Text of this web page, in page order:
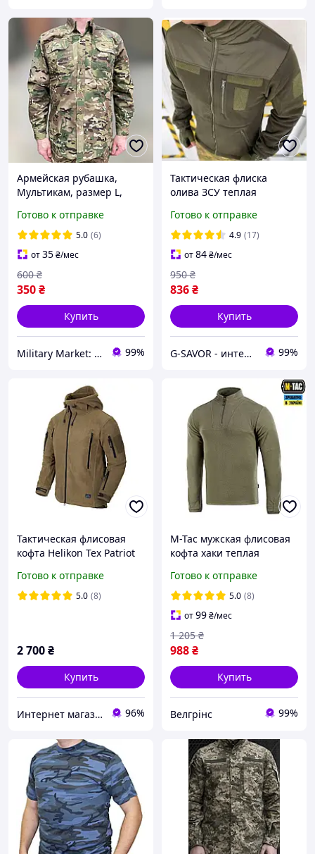
Армейская рубашка,
Мультикам, размер L,
рубашка для военного
Готово к отправке
5.0 (6)
от35₴/мес
350₴
600 ₴
Купить
Military Market: UA 99%
Тактическая флиска
олива ЗСУ теплая
кофта военная флиска
олива НГУ флисовка хаки
Готово к отправке
4.9 (17)
от84₴/мес
836₴
950 ₴
Купить
G-SAVOR - интернет-магазин сумок, обуви и аксессуаров 99%
Тактическая флисовая
кофта Helikon Tex Patriot
Coyote, утеплённая, для
туризма и активного
Готово к отправке
5.0 (8)
2 700₴
Купить
Интернет магазин Tirlimboom 96%
M-Tac мужская флисовая
кофта хаки теплая
олива на змейке Delta
Fleece Army Olive
Готово к отправке
5.0 (8)
от99₴/мес
988₴
1 205 ₴
Купить
Велгрінс 99%